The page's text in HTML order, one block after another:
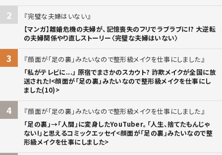
2
完璧な夫婦はいない
【マンガ】離婚危機の夫婦が、記憶喪失のフリでラブラブに!? 大逆転
の夫婦関係やり直しストーリー〈完璧な夫婦はいない〉
3
顔面が「足の裏」みたいなので整形級メイクを仕事にしました
「私がテレビに...」 原宿でまさかのスカウト? 詐欺メイクが全国に放
送された!<顔面が「足の裏」みたいなので整形級メイクを仕事にし
ました(10)>
4
顔面が「足の裏」みたいなので整形級メイクを仕事にしました
「足の裏」→「人間」に変身したYouTuber。「人生、捨てたもんじゃ
ない!」と思えるコミックエッセイ<顔面が「足の裏」みたいなので整
形級メイクを仕事にしました>